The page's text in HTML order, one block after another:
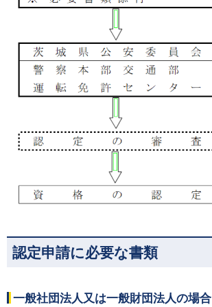
認定申請に必要な書類
一般社団法人又は一般財団法人の場合